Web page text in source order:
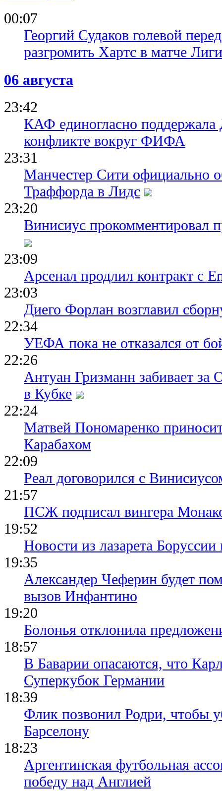
00:07
Георгий Судаков голевой
разгромить Хартс в матче
06 августа
23:42
КАФ единогласно
конфликте вокруг ФИФА
23:31
Манчестер Сити официально
Траффорда в Лидс
23:20
Винисиус прокомментировал
23:09
Арсенал продлил контракт с
23:03
Диего Форлан возглавил
22:34
УЕФА пока не отказался от
22:26
Антуан Гризманн забивает за
в Кубке
22:24
Матвей Пономаренко
Карабахом
22:09
Реал договорился с
21:57
ПСЖ подписал вингера
19:52
Новости из лазарета
19:35
Александер Чеферин будет
вызов Инфантино
19:20
Болонья отклонила
18:57
В Баварии опасаются, что
Суперкубок Германии
18:39
Флик позвонил Родри, чтобы
Барселону
18:23
Аргентинская футбольная
победу над Англией